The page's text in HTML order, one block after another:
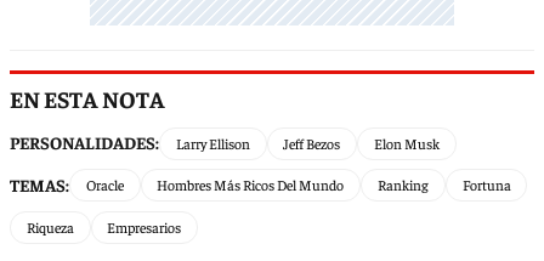
EN ESTA NOTA
PERSONALIDADES: Larry Ellison Jeff Bezos Elon Musk
TEMAS: Oracle Hombres Más Ricos Del Mundo Ranking Fortuna
Riqueza Empresarios